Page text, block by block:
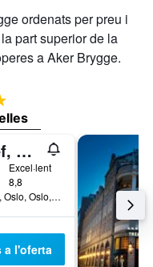
ordenats per preu i
part superior de la
a Aker Brygge.
The Thief, An Ascend Collection Hotel
Excel·lent
8,8
Landgangen 1, Oslo, Oslo, Noruega
a l'oferta